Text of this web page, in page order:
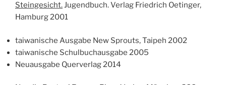
Steingesicht.Jugendbuch. Verlag Friedrich Oetinger,
Hamburg 2001
taiwanische Ausgabe New Sprouts, Taipeh 2002
taiwanische Schulbuchausgabe 2005
Neuausgabe Querverlag 2014